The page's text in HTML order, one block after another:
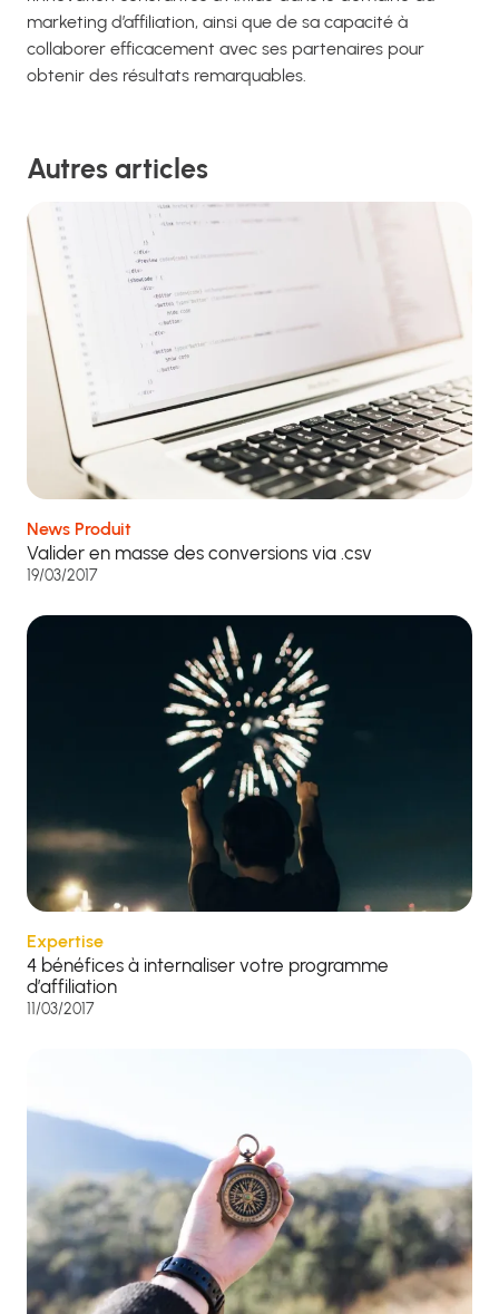
marketing d’affiliation, ainsi que de sa capacité à
collaborer efficacement avec ses partenaires pour
obtenir des résultats remarquables.
Autres articles
News Produit
Valider en masse des conversions via .csv
19/03/2017
Expertise
4 bénéfices à internaliser votre programme
d’affiliation
11/03/2017